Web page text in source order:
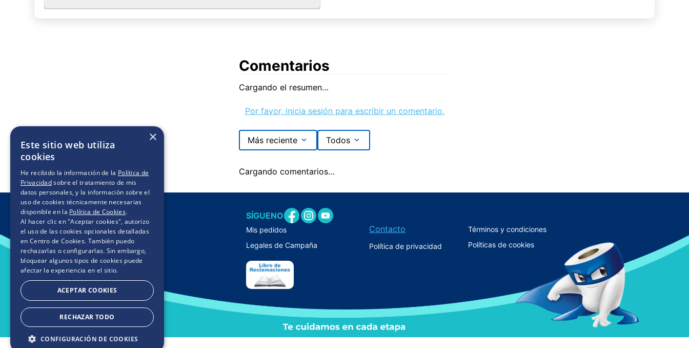
Comentarios
Cargando el resumen…
Por favor, inicia sesión para escribir un comentario.
Más reciente Todos
Cargando comentarios…
SÍGUENOS
Mis pedidos
Legales de Campaña
Contacto
Política de privacidad
Términos y condiciones
Políticas de cookies
×
Este sitio web utiliza
cookies
He recibido la información de la Política de
Privacidadsobre el tratamiento de mis
datos personales, y la información sobre el
uso de cookies técnicamente necesarias
disponible en la Política de Cookies.
Al hacer clic en "Aceptar cookies", autorizo
el uso de las cookies opcionales detalladas
en Centro de Cookies. También puedo
rechazarlas o configurarlas. Sin embargo,
bloquear algunos tipos de cookies puede
afectar la experiencia en el sitio.
ACEPTAR COOKIES
RECHAZAR TODO
CONFIGURACIÓN DE COOKIES